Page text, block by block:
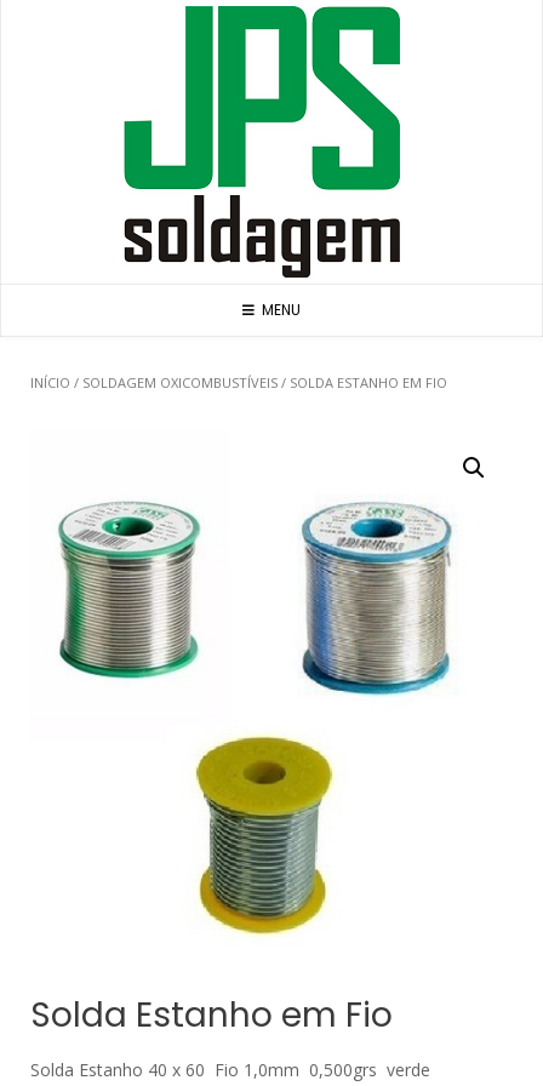
MENU
INÍCIO / SOLDAGEM OXICOMBUSTÍVEIS / SOLDA ESTANHO EM FIO
Solda Estanho em Fio
Solda Estanho 40 x 60 Fio 1,0mm 0,500grs verde